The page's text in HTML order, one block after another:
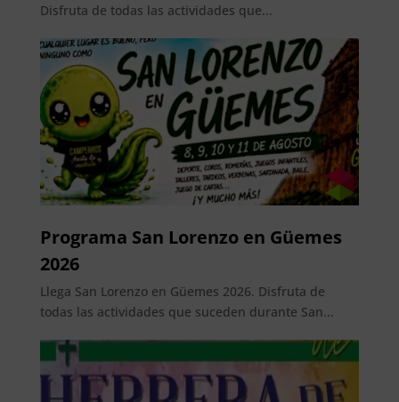
Disfruta de todas las actividades que...
Programa San Lorenzo en Güemes
2026
Llega San Lorenzo en Güemes 2026. Disfruta de
todas las actividades que suceden durante San...